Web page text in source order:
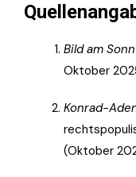
Bild am
Oktober
Konrad-
(Oktober